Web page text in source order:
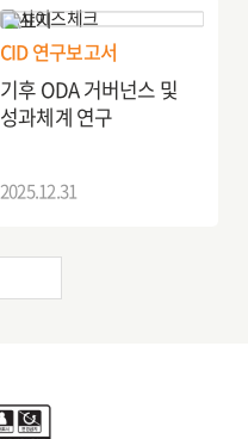
CID 연구보고서
기후 ODA 거버넌스 및
성과체계 연구
2025.12.31